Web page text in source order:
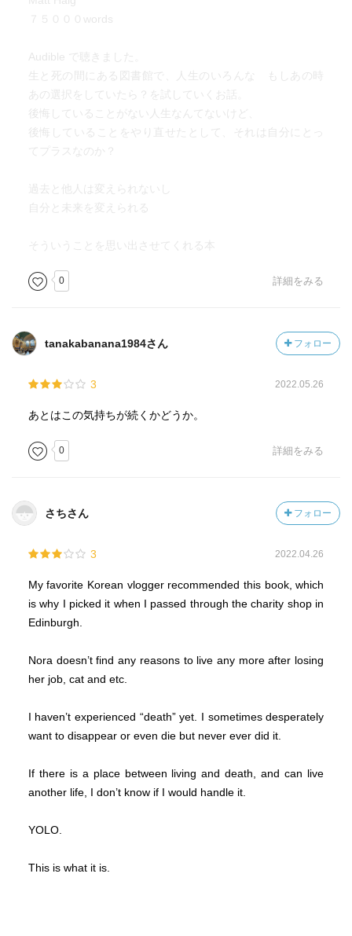
７５０００words
Audible で聴きました。
生と死の間にある図書館で、人生のいろんな もしあの時
あの選択をしていたら？を試していくお話。
後悔していることがない人生なんてないけど、
後悔していることをやり直せたとして、それは自分にとっ
てプラスなのか？
過去と他人は変えられないし
自分と未来を変えられる
そういうことを思い出させてくれる本
0 詳細をみる
tanakabanana1984さん フォロー
3 2022.05.26
あとはこの気持ちが続くかどうか。
0 詳細をみる
さちさん フォロー
3 2022.04.26
My favorite Korean vlogger recommended this book, which
is why I picked it when I passed through the charity shop in
Edinburgh.
Nora doesn’t find any reasons to live any more after losing
her job, cat and etc.
I haven’t experienced “death” yet. I sometimes desperately
want to disappear or even die but never ever did it.
If there is a place between living and death, and can live
another life, I don’t know if I would handle it.
YOLO.
This is what it is.